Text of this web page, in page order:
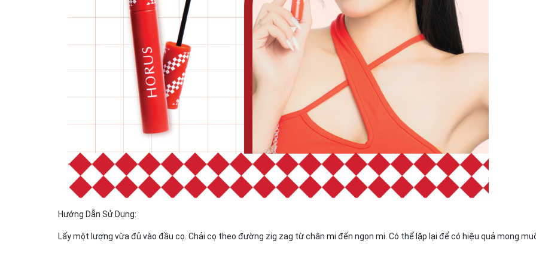
Hướng Dẫn Sử Dụng:
Lấy một lượng vừa đủ vào đầu cọ. Chải cọ theo đường zig zag từ chân mi đến ngọn mi. Có thể lặp lại để có hiệu quả mong